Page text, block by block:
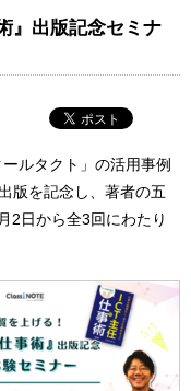
』出版記念セミナ
ルタクト」の活用事例
版を記念し、著者の五
2日から全3回にわたり